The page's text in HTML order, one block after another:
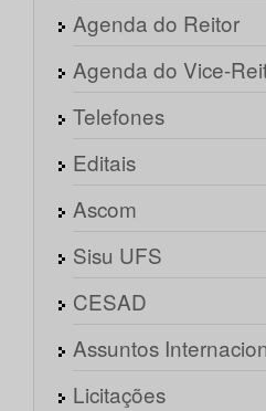
Agenda do Reitor
Agenda do Vice-
Telefones
Editais
Ascom
Sisu UFS
CESAD
Assuntos
Licitações